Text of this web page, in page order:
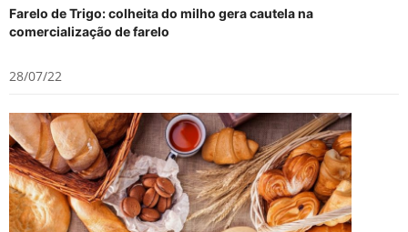
Farelo de Trigo: colheita do milho gera cautela na
comercialização de farelo
28/07/22